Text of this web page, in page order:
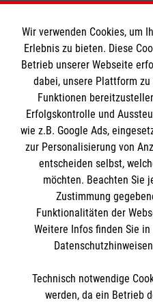
Erzieherinnen und
Betreuer, Personen,
zu tun haben
Kursdauer:
9
Jetzt Kurs
Informationen
Impressum
Datenschutz
Kontakt
Barrierefreiheit
Die Malteser
Malteser in Deutschland
Malteserorden
Sharepoint
Spendenkonto
IBAN: DE43 3706 0120
So finden Sie uns
Wir verwenden Cookies, um
Erlebnis zu bieten. Diese
Betrieb unserer Webseite
dabei, unsere Plattform
Funktionen
Erfolgskontrolle und
wie z.B. Google Ads,
zur Personalisierung von
entscheiden selbst,
möchten. Beachten Sie
Zustimmung
Funktionalitäten der
Weitere Infos finden Sie
Technisch notwendige
werden, da ein Betrieb